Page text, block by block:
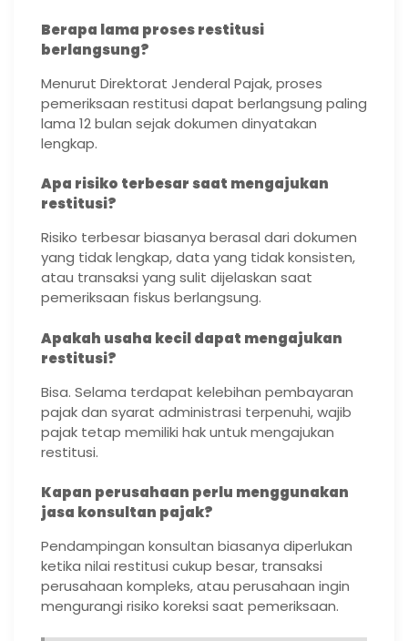
Berapa lama proses restitusi
berlangsung?
Menurut Direktorat Jenderal Pajak, proses
pemeriksaan restitusi dapat berlangsung paling
lama 12 bulan sejak dokumen dinyatakan
lengkap.
Apa risiko terbesar saat mengajukan
restitusi?
Risiko terbesar biasanya berasal dari dokumen
yang tidak lengkap, data yang tidak konsisten,
atau transaksi yang sulit dijelaskan saat
pemeriksaan fiskus berlangsung.
Apakah usaha kecil dapat mengajukan
restitusi?
Bisa. Selama terdapat kelebihan pembayaran
pajak dan syarat administrasi terpenuhi, wajib
pajak tetap memiliki hak untuk mengajukan
restitusi.
Kapan perusahaan perlu menggunakan
jasa konsultan pajak?
Pendampingan konsultan biasanya diperlukan
ketika nilai restitusi cukup besar, transaksi
perusahaan kompleks, atau perusahaan ingin
mengurangi risiko koreksi saat pemeriksaan.